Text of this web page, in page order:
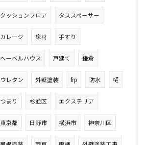
クッションフロア タススペーサー
ガレージ 床材 手すり
へーベルハウス 戸建て 鎌倉
ウレタン 外壁塗装 frp 防水 樋
つまり 杉並区 エクステリア
東京都 日野市 横浜市 神奈川区